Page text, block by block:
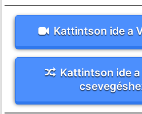
Kattintson ide a
Kattintson ide a